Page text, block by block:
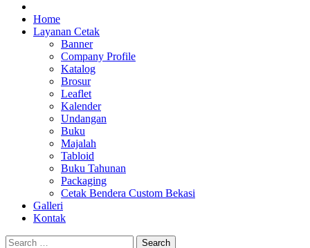
Goe Media Percetakan | 0822-4439-5599 (Call/WA)
0822-4439-5599 (Call/WA) Percetakan jasa cetak banner buku yasin
invoice kartu nama label map nota spanduk stiker undangan
pernikahan murah online 24 jam
Home
Layanan Cetak
Banner
Company Profile
Katalog
Brosur
Leaflet
Kalender
Undangan
Buku
Majalah
Tabloid
Buku Tahunan
Packaging
Cetak Bendera Custom Bekasi
Galleri
Kontak
Search